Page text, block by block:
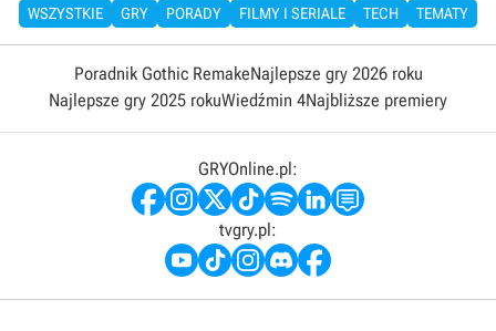
WSZYSTKIE GRY PORADY FILMY I SERIALE TECH TEMATY
Poradnik Gothic RemakeNajlepsze gry 2026 roku
Najlepsze gry 2025 rokuWiedźmin 4Najbliższe premiery
GRYOnline.pl:
tvgry.pl: